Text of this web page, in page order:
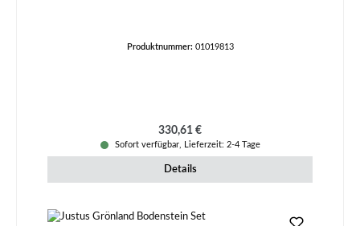
Produktnummer: 01019813
Regulärer Preis:
330,61 €
Sofort verfügbar, Lieferzeit: 2-4 Tage
Details